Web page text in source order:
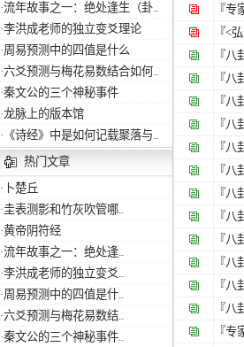
·流年故事之一：绝处逢生（卦..
·李洪成老师的独立变爻理论
·周易预测中的四值是什么
·六爻预测与梅花易数结合如何..
·秦文公的三个神秘事件
·龙脉上的版本馆
· 《诗经》中是如何记载聚落与..
热门文章
· 卜楚丘
·圭表测影和竹灰吹管哪..
·黄帝阴符经
·流年故事之一：绝处逢..
·李洪成老师的独立变爻..
·周易预测中的四值是什..
·六爻预测与梅花易数结..
·秦文公的三个神秘事件..
『专
『<
『八
『八
『八
『八
『八
『八
『八
『八
『八
『八
『八
『八
『专